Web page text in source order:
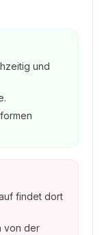
und
findet dort
von der